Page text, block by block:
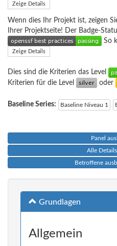
Zeige Details
Wenn dies Ihr Projekt ist, zeigen
Ihrer Projektseite! Der Badge-
So
Zeige Details
Dies sind die Kriterien das Level
Kriterien für die Level
oder
Baseline Series: Baseline Niveau 1
Panel
Alle
Betroffene
Grundlagen
Allgemein